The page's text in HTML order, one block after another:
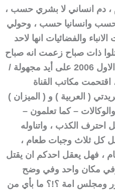
، دم انساني لا بشري حسب ،
حسب وانسانيا حسب ، وحولي
والفضائيات انها لاحد
ذات صباح زعمت انه صباح
الثاني عشر من شهر تشرين الاول 2006 على أيد مجهولة /
مكاتب القناة
( العربية ) و ( الميزان )
والوكالات – كما تعلمون –
احترف الكذب ، واتناوله
كل ثلاث وجبات طعام ،
، فهل يعقل احدكم ان يقتل
مكان واحد وفي وضح
ومجلس امة ؟!؟ ما بأي من